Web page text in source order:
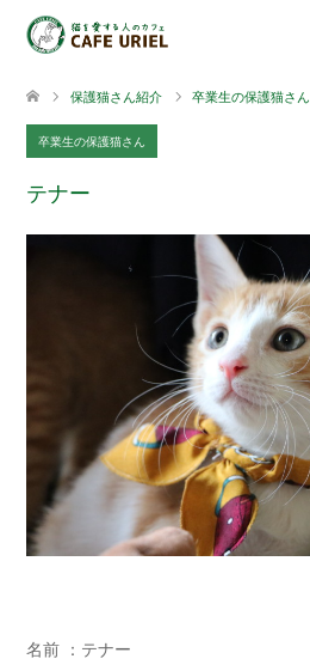
保護猫さん紹介 卒業生の保護猫さん
卒業生の保護猫さん
テナー
名前 ：テナー